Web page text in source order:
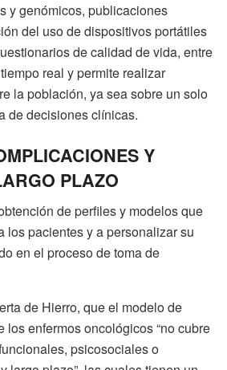
y genómicos, publicaciones
del uso de dispositivos portátiles
de calidad de vida, entre
real y permite realizar
la población, ya sea sobre un solo
de decisiones clínicas.
Y
PLAZO
de perfiles y modelos que
los pacientes y a personalizar su
en el proceso de toma de
de Hierro, que el modelo de
los enfermos oncológicos “no cubre
psicosociales o